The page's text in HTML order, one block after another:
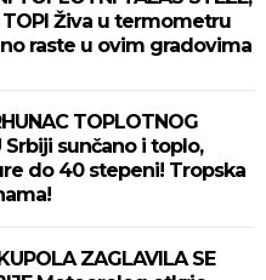
TOPI Živa u termometru
raste u ovim gradovima
TOPLOTNOG
Srbiji sunčano i toplo,
do 40 stepeni! Tropska
ZAGLAVILA SE